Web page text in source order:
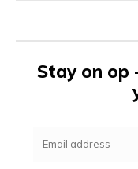
Stay on op